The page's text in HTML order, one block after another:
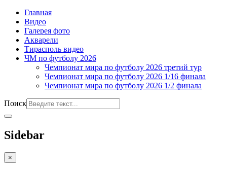
Главная
Видео
Галерея фото
Акварели
Тирасполь видео
ЧМ по футболу 2026
Чемпионат мира по футболу 2026 третий тур
Чемпионат мира по футболу 2026 1/16 финала
Чемпионат мира по футболу 2026 1/2 финала
Поиск
Sidebar
×